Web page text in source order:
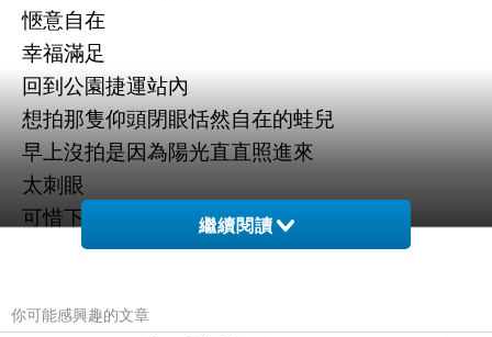
愜意自在
幸福滿足
回到公園捷運站內
想拍那隻仰頭閉眼恬然自在的蛙兒
早上沒拍是因為陽光直直照進來
太刺眼
可惜下午的人比早上還多更多
不過陽光還是很好
打算走二十分鐘回家
繼續閱讀
你可能感興趣的文章